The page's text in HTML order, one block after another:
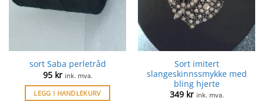
sort Saba perletråd
95 kr ink. mva.
LEGG I HANDLEKURV
Sort imitert
slangeskinnssmykke med
bling hjerte
349 kr ink. mva.